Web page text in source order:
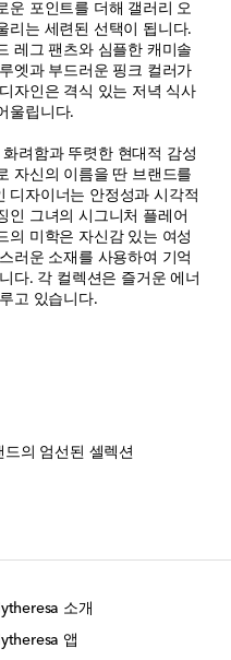
운 포인트를 더해 갤러리 오
리는 세련된 선택이 됩니다.
레그 팬츠와 심플한 캐미솔
엣과 부드러운 핑크 컬러가
자인은 격식 있는 저녁 식사
울립니다.
려함과 뚜렷한 현대적 감성
자신의 이름을 딴 브랜드를
디자이너는 안정성과 시각적
인 그녀의 시그니처 플레어
의 미학은 자신감 있는 여성
러운 소재를 사용하여 기억
다. 각 컬렉션은 즐거운 에너
고 있습니다.
의 엄선된 셀렉션
소개
앱